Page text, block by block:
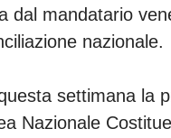
dal mandatario
nazionale.
settimana la
Nazionale